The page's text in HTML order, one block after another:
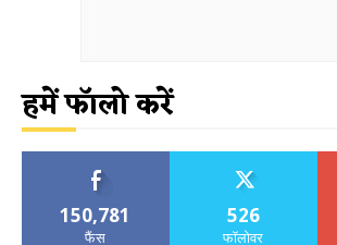
हमें फॉलो करें
150,781
फैंस
526
फॉलोवर